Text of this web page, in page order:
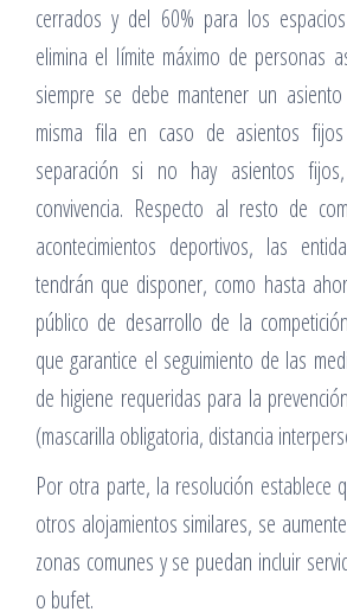
cerrados y del 60% para los
elimina el límite máximo de personas
siempre se debe mantener un
misma fila en caso de asientos
separación si no hay asientos
convivencia. Respecto al resto de
acontecimientos deportivos, las
tendrán que disponer, como hasta
público de desarrollo de la
que garantice el seguimiento de las
de higiene requeridas para la
(mascarilla obligatoria, distancia
Por otra parte, la resolución establece
otros alojamientos similares, se
zonas comunes y se puedan incluir
o bufet.